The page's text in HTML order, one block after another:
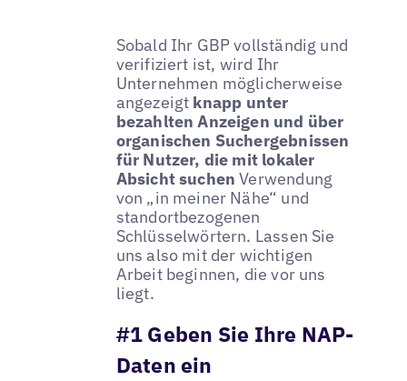
Sobald Ihr GBP vollständig und
verifiziert ist, wird Ihr
Unternehmen möglicherweise
angezeigt knapp unter
bezahlten Anzeigen und über
organischen Suchergebnissen
für Nutzer, die mit lokaler
Absicht suchenVerwendung
von „in meiner Nähe“ und
standortbezogenen
Schlüsselwörtern. Lassen Sie
uns also mit der wichtigen
Arbeit beginnen, die vor uns
liegt.
#1 Geben Sie Ihre NAP-
Daten ein